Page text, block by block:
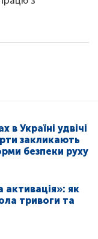
в Україні удвічі
закликають
безпеки руху
активація»: як
тривоги та